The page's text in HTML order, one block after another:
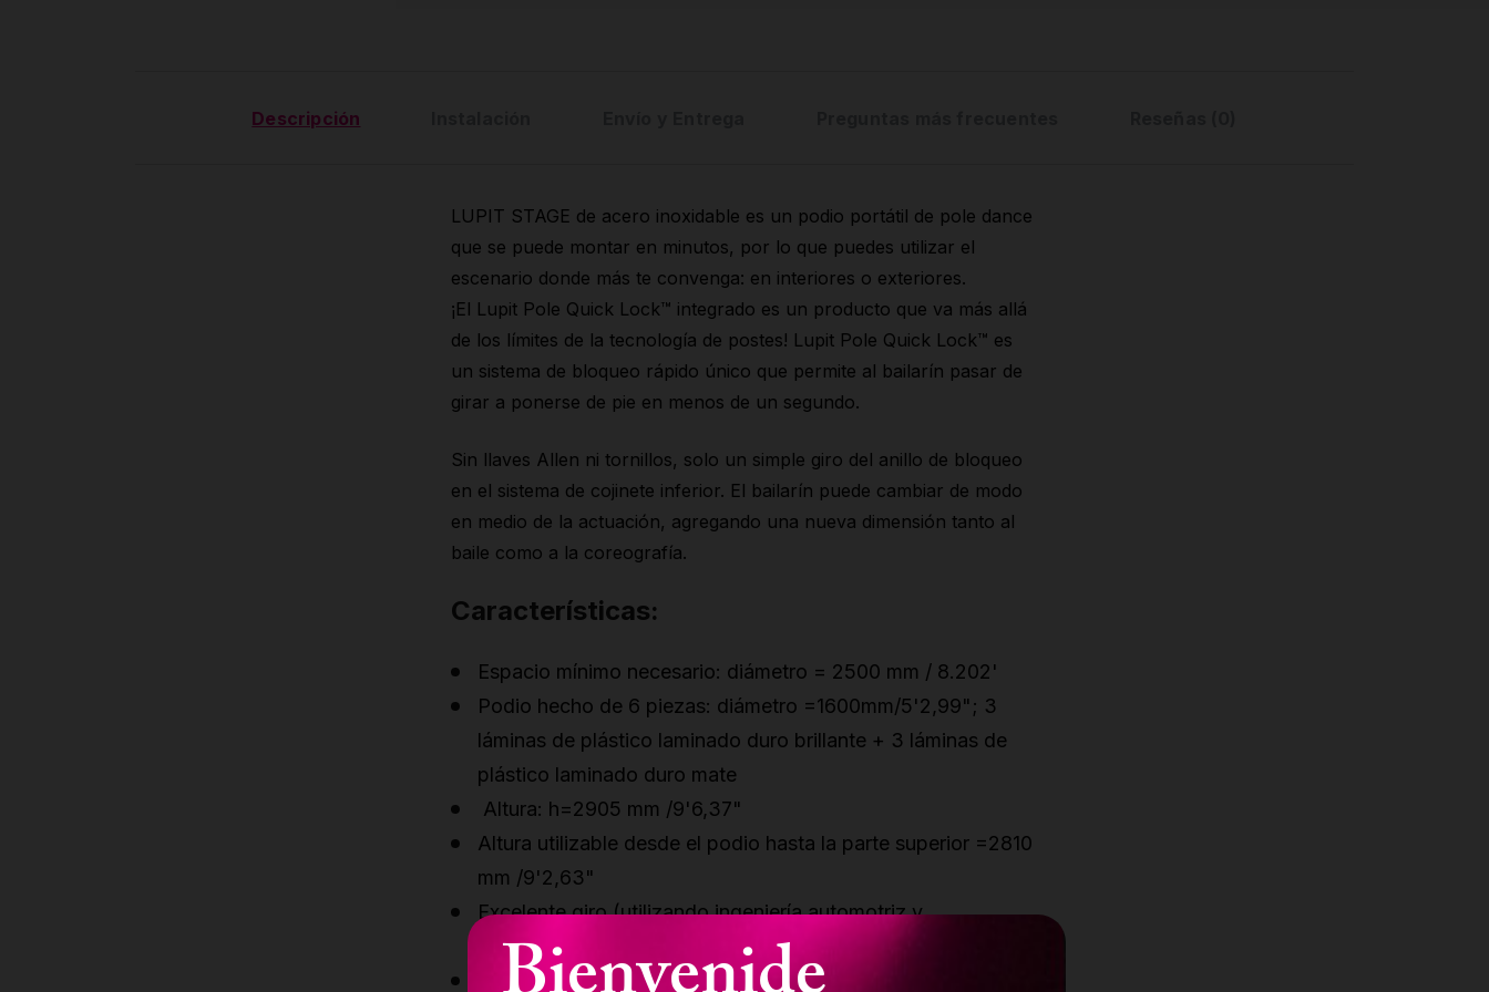
Descripción
LUPIT STAGE de acero inoxidable es un podio portátil de pole dance
que se puede montar en minutos, por lo que puedes utilizar el
escenario donde más te convenga: en interiores o exteriores.
¡El Lupit Pole Quick Lock™ integrado es un producto que va más allá
de los límites de la tecnología de postes! Lupit Pole Quick Lock™ es
un sistema de bloqueo rápido único que permite al bailarín pasar de
girar a ponerse de pie en menos de un segundo.
Sin llaves Allen ni tornillos, solo un simple giro del anillo de bloqueo
en el sistema de cojinete inferior. El bailarín puede cambiar de modo
en medio de la actuación, agregando una nueva dimensión tanto al
baile como a la coreografía.
Características:
Espacio mínimo necesario: diámetro = 2500 mm / 8.202'
Podio hecho de 6 piezas: diámetro =1600mm/5'2,99"; 3
láminas de plástico laminado duro brillante + 3 láminas de
plástico laminado duro mate
Altura: h=2905 mm /9'6,37"
Altura utilizable desde el podio hasta la parte superior =2810
mm /9'2,63"
Excelente giro (utilizando ingeniería automotriz y
aeroespacial)
La barra está formada por dos piezas iguales utilizando